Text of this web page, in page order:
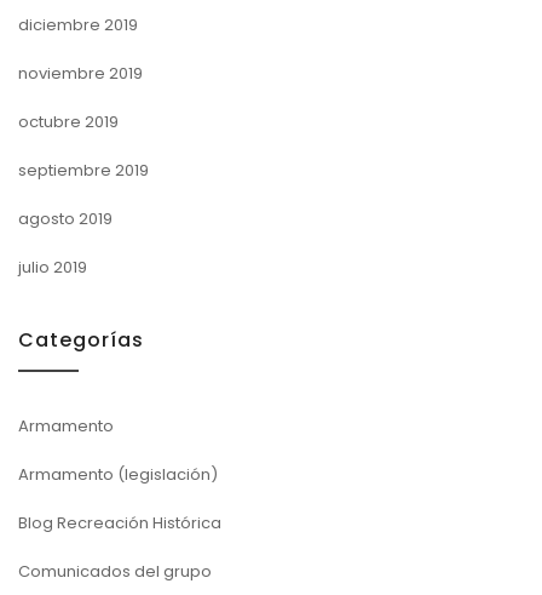
diciembre 2019
noviembre 2019
octubre 2019
septiembre 2019
agosto 2019
julio 2019
Categorías
Armamento
Armamento (legislación)
Blog Recreación Histórica
Comunicados del grupo